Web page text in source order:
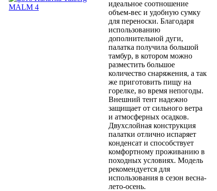
идеальное соотношение
объем-вес и удобную сумку
для переноски. Благодаря
использованию
дополнительной дуги,
палатка получила большой
тамбур, в котором можно
разместить большое
количество снаряжения, а так
же приготовить пищу на
горелке, во время непогоды.
Внешний тент надежно
защищает от сильного ветра
и атмосферных осадков.
Двухслойная конструкция
палатки отлично испаряет
конденсат и способствует
комфортному проживанию в
походных условиях. Модель
рекомендуется для
использования в сезон весна-
лето-осень.